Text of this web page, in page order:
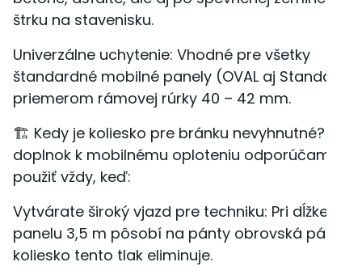
štrku na stavenisku.
Univerzálne uchytenie: Vhodné pre všetky
štandardné mobilné panely (OVAL aj Standard)
priemerom rámovej rúrky 40 – 42 mm.
🏗 Kedy je koliesko pre bránku nevyhnutné?
doplnok k mobilnému oploteniu odporúčame
použiť vždy, keď:
Vytvárate široký vjazd pre techniku: Pri dĺžke
panelu 3,5 m pôsobí na pánty obrovská páka –
koliesko tento tlak eliminuje.